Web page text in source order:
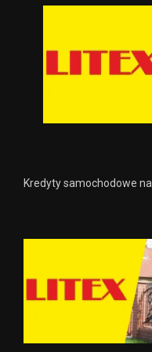
Kredyty samochodowe na